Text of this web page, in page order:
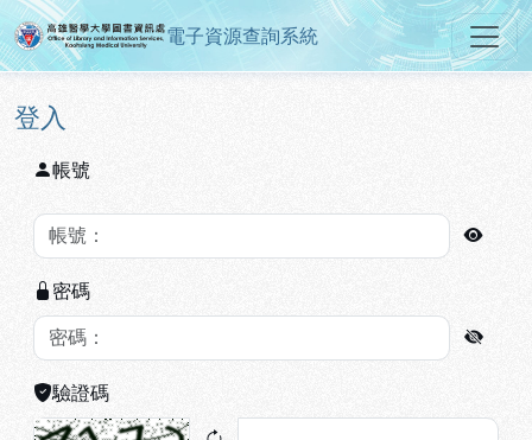
跳到主要內容
:::
高雄醫學大學圖書資訊處電子資
電子資源查詢系統
:::
登入
帳號
密碼
驗證碼